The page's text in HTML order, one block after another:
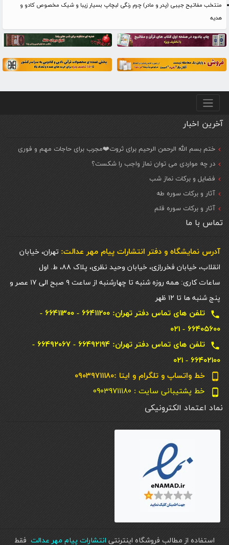
منتخب مفاتیح جیبی (پدر و مادر) چرم رنگی لبچاپ بسیار زیبا و شیک مخصوص کادو و
هدیه
منو پایین
آخرین اخبار
ختم بسم الله الرحمن الرحیم برای ثروت❤️مجرب برای حاجات مهم و فوری
در چه مواردی می توان نماز واجب را شکست؟
فضایل و برکات نماز شب
آثار و برکات سوره طه
آثار و برکات سوره قلم
تماس با ما
آدرس نمایشگاه و دفتر انتشارات پيام مهر عدالت: تهران، خیابان
انقلاب، خیابان فخررازی، خیابان وحید نظری، پلاک ۸۸، ط. اول
ساعات کاری: همه روزه شنبه تا چهارشنبه از ساعت ۹ صبح الی ۱۷ عصر و
پنج شنبه ها تا ۱۲ ظهر
local_phone
تلفن های تماس دفتر تهران: ۶۶۴۱۱۲۰۰ - ۶۶۴۱۱۳۰۰ -
۶۶۴۰۵۶۰۰ - ۰۲۱
local_phone
تلفن های تماس دفتر تهران: ۶۶۴۹۲۱۹۴ - ۶۶۴۹۲۰۶۷ -
۶۶۴۰۲۱۰۰ - ۰۲۱
phone_android خط واتساپ و تلگرام و ایتا :۰۹۰۳۹۷۱۱۱۸۰
phone_android خط پشتیبانی سایت : ۰۹۰۳۹۷۱۱۱۸۰
نماد اعتماد الکترونیکی
استفاده از مطالب فروشگاه اینترنتی انتشارات پیام مهر عدالت فقط